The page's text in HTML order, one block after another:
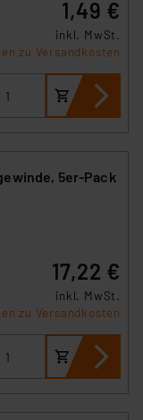
1,49 €
inkl. MwSt.
zu Versandkosten
5er-Pack
17,22 €
inkl. MwSt.
zu Versandkosten